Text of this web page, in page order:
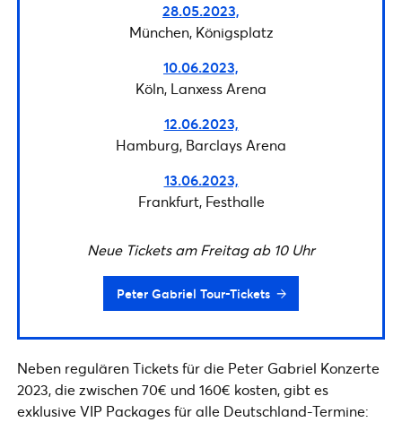
28.05.2023,
München, Königsplatz
10.06.2023,
Köln, Lanxess Arena
12.06.2023,
Hamburg, Barclays Arena
13.06.2023,
Frankfurt, Festhalle
Neue Tickets am Freitag ab 10 Uhr
Peter Gabriel Tour-Tickets
Neben regulären Tickets für die Peter Gabriel Konzerte
2023, die zwischen 70€ und 160€ kosten, gibt es
exklusive VIP Packages für alle Deutschland-Termine: